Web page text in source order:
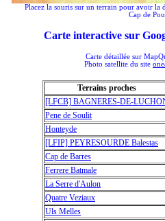
Placez la souris sur un terrain pour avoir la
Cap de
Carte interactive sur
Carte détaillée sur
Photo satellite du site
Terrains proches
[LFCB] BAGNERES-DE-
Pene de Soulit
Honteyde
[LFIP] PEYRESOURDE Balestas
Cap de Barres
Ferrere Batmale
La Serre d'Aulon
Quatre Veziaux
Uls Melles